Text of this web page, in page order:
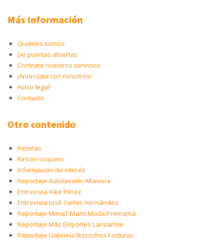
Más Información
Quiénes somos
De puertas abiertas
Contrata nuestros servicios
¡Anúnciate con nosotros!
Aviso legal
Contacto
Otro contenido
Recetas
Rincón coqueto
Información de interés
Reportaje Autolavado Altavista
Entrevista Kike Pérez
Entrevista José Carlos Hernández
Reportaje MimaT Mami Moda Premamá
Reportaje Más Deportes Lanzarote
Reportaje Gabriela Bizcochos Facturas